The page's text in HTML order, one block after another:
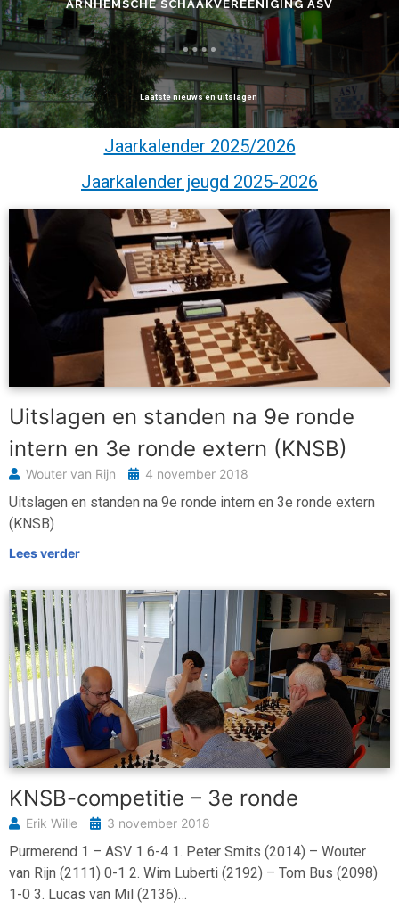
ARNHEMSCHE SCHAAKVEREENIGING ASV
Laatste nieuws en uitslagen
Jaarkalender 2025/2026
Jaarkalender jeugd 2025-2026
Uitslagen en standen na 9e ronde
intern en 3e ronde extern (KNSB)
Wouter van Rijn 4 november 2018
Uitslagen en standen na 9e ronde intern en 3e ronde extern
(KNSB)
Lees verder
KNSB-competitie – 3e ronde
Erik Wille 3 november 2018
Purmerend 1 – ASV 1 6-4 1. Peter Smits (2014) – Wouter
van Rijn (2111) 0-1 2. Wim Luberti (2192) – Tom Bus (2098)
1-0 3. Lucas van Mil (2136)…